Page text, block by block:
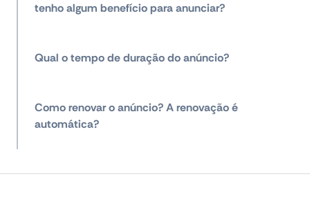
tenho algum benefício para anunciar?
Qual o tempo de duração do anúncio?
Como renovar o anúncio? A renovação é
automática?